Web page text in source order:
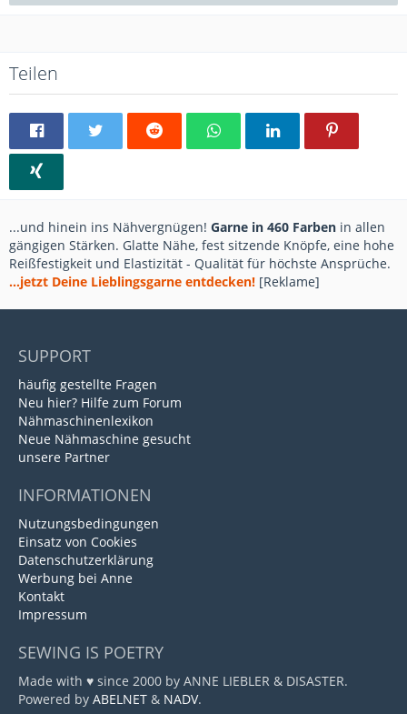
Teilen
...und hinein ins Nähvergnügen! Garne in 460 Farben in allen
gängigen Stärken. Glatte Nähe, fest sitzende Knöpfe, eine hohe
Reißfestigkeit und Elastizität - Qualität für höchste Ansprüche.
...jetzt Deine Lieblingsgarne entdecken! [Reklame]
SUPPORT
häufig gestellte Fragen
Neu hier? Hilfe zum Forum
Nähmaschinenlexikon
Neue Nähmaschine gesucht
unsere Partner
INFORMATIONEN
Nutzungsbedingungen
Einsatz von Cookies
Datenschutzerklärung
Werbung bei Anne
Kontakt
Impressum
SEWING IS POETRY
Made with ♥ since 2000 by ANNE LIEBLER & DISASTER.
Powered by ABELNET & NADV.